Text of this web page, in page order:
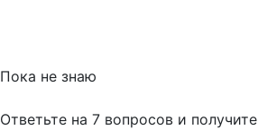
Пока не знаю
Ответьте на 7 вопросов и